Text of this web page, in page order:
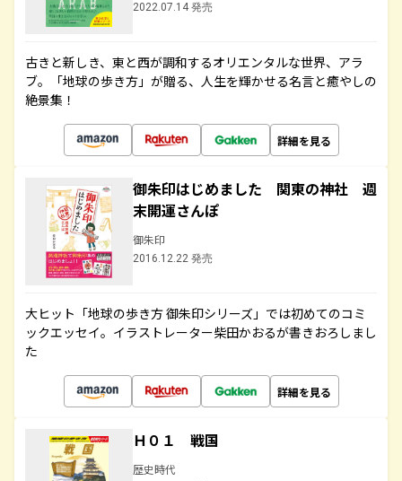
2022.07.14 発売
古きと新しき、東と西が調和するオリエンタルな世界、アラ
ブ。「地球の歩き方」が贈る、人生を輝かせる名言と癒やしの
絶景集！
詳細を見る
御朱印はじめました 関東の神社 週
末開運さんぽ
御朱印
2016.12.22 発売
大ヒット「地球の歩き方 御朱印シリーズ」では初めてのコミ
ックエッセイ。イラストレーター柴田かおるが書きおろしまし
た
詳細を見る
Ｈ０１ 戦国
歴史時代